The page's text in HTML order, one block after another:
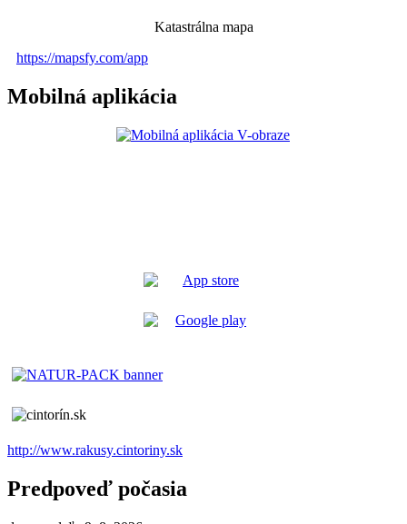
Katastrálna mapa
https://mapsfy.com/app
Mobilná aplikácia
http://www.rakusy.cintoriny.sk
Predpoveď počasia